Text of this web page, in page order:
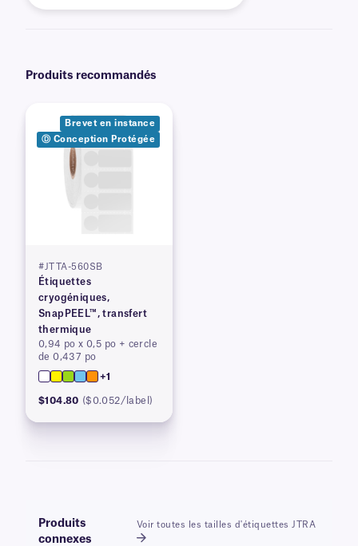
Produits recommandés
Brevet en instance
Ⓓ Conception Protégée
#JTTA-560SB
Étiquettes
cryogéniques,
SnapPEEL™, transfert
thermique
0,94 po x 0,5 po + cercle
de 0,437 po
+1
$104.80 ($0.052/label)
Produits
connexes
Voir toutes les tailles d'étiquettes JTRA